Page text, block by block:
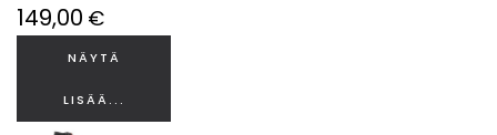
149,00 €
NÄYTÄ
LISÄÄ...